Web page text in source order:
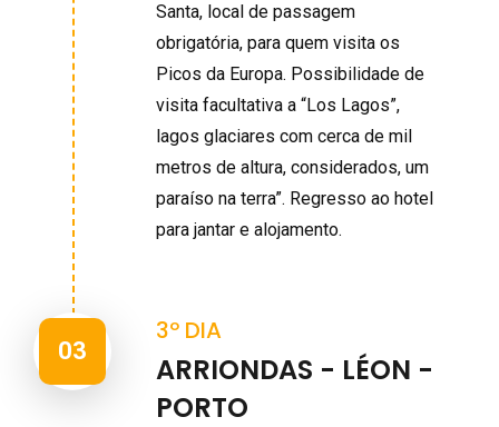
Santa, local de passagem
obrigatória, para quem visita os
Picos da Europa. Possibilidade de
visita facultativa a “Los Lagos”,
lagos glaciares com cerca de mil
metros de altura, considerados, um
paraíso na terra”. Regresso ao hotel
para jantar e alojamento.
03
3º DIA
ARRIONDAS - LÉON -
PORTO